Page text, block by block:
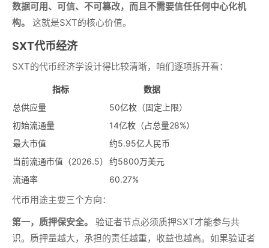
数据可用、可信、不可篡改，而且不需要信任任何中心化机
构。
这就是SXT的核心价值。
SXT代币经济
SXT的代币经济学设计得比较清晰，咱们逐项拆开看：
指标
数据
总供应量
50亿枚（固定上限）
初始流通量
14亿枚（占总量28%）
最大市值
约5.95亿人民币
当前流通市值（2026.5）
约5800万美元
流通率
60.27%
代币用途主要三个方向：
第一，质押保安全。
验证者节点必须质押SXT才能参与共
识。质押量越大，承担的责任越重，收益也越高。如果验证者